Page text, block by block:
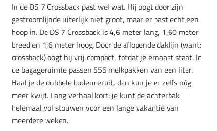
In de DS 7 Crossback past wel wat. Hij oogt door zijn
gestroomlijnde uiterlijk niet groot, maar er past echt een
hoop in. De DS 7 Crossback is 4,6 meter lang, 1,60 meter
breed en 1,6 meter hoog. Door de aflopende daklijn (want:
crossback) oogt hij vrij compact, totdat je ernaast staat. In
de bagageruimte passen 555 melkpakken van een liter.
Haal je de dubbele bodem eruit, dan kun je er zelfs nóg
meer kwijt. Lang verhaal kort: je kunt de achterbak
helemaal vol stouwen voor een lange vakantie van
meerdere weken.